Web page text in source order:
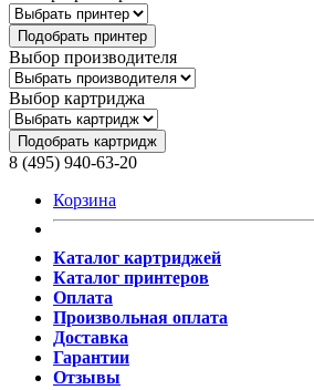
Подобрать принтер
Выбор производителя
Выбор картриджа
Подобрать картридж
8 (495) 940-63-20
Корзина
Каталог картриджей
Каталог принтеров
Оплата
Произвольная оплата
Доставка
Гарантии
Отзывы